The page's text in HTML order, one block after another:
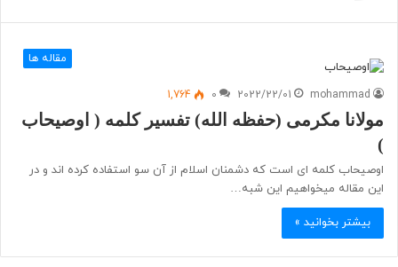
مقاله ها
mohammad
2022/22/01
0
1,764
مولانا مکرمی (حفظه الله) تفسیر کلمه ( اوصیحاب
)
اوصیحاب کلمه ای است که دشمنان اسلام از آن سو استفاده کرده اند و در
این مقاله میخواهیم این شبه…
بیشتر بخوانید »